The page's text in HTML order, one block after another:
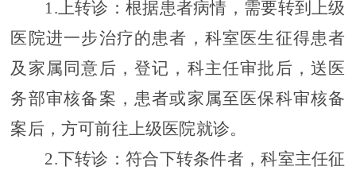
1.上转诊：根据患者病情，需要转到上级
医院进一步治疗的患者，科室医生征得患者
及家属同意后，登记，科主任审批后，送医
务部审核备案，患者或家属至 医保科审核备
案后，方可前往上级医院就诊。
2.下转诊：符合下转条件者，科室主任征